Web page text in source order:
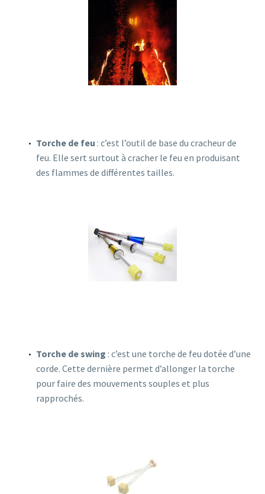
Torche de feu : c’est l’outil de base du cracheur de
feu. Elle sert surtout à cracher le feu en produisant
des flammes de différentes tailles.
Torche de swing : c’est une torche de feu dotée d’une
corde. Cette dernière permet d’allonger la torche
pour faire des mouvements souples et plus
rapprochés.